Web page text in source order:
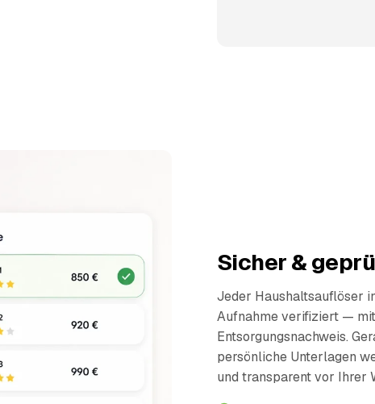
Sicher &
Jeder Haushaltsauflöser
Aufnahme verifiziert —
Entsorgungsnachweis.
persönliche Unterlagen
und transparent vor Ihrer